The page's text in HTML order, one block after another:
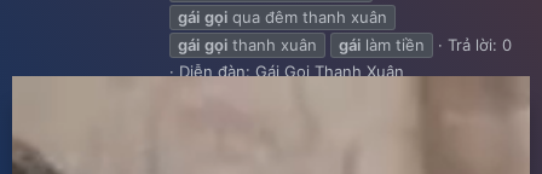
gái gọi qua đêm thanh xuân
gái gọi thanh xuân gái làm tiền
Trả lời: 0
Diễn đàn: Gái Gọi Thanh Xuân